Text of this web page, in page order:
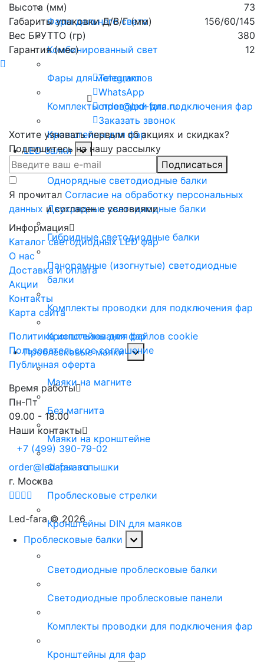
Фары дальнего света
Комбинированный свет
Фары для мотоциклов
Комплекты проводки для подключения фар
Кронштейны для фар
LED балки
Однорядные светодиодные балки
Двухрядные светодиодные балки
Гибридные светодиодные балки
Панорамные (изогнутые) светодиодные
балки
Комплекты проводки для подключения фар
Кронштейны для фар
Проблесковые маяки
Маяки на магните
Без магнита
Маяки на кронштейне
Фары-вспышки
Проблесковые стрелки
Кронштейны DIN для маяков
Проблесковые балки
Светодиодные проблесковые балки
Светодиодные проблесковые панели
Комплекты проводки для подключения фар
Кронштейны для фар
Высота (мм)
73
Габариты упаковки Д/В/Г (мм)
156/60/145
Вес БРУТТО (гр)
380
Гарантия (мес)
12
Telegram
WhatsApp
order@led-fara.ru
Заказать звонок
Хотите узнавать первым об акциях и скидках?
Подпишитесь на нашу рассылку
Подписаться
Я прочитал Согласие на обработку персональных
данных и согласен с условиями
Информация
Каталог светодиодных LED фар
О нас
Доставка и оплата
Акции
Контакты
Карта сайта
Политика использования файлов cookie
Пользовательское соглашение
Публичная оферта
Время работы
Пн-Пт
09.00 - 18.00
Наши контакты
+7 (499) 390-79-02
order@led-fara.ru
г. Москва
Led-fara © 2026